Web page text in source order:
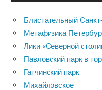
Блистательный
Метафизика
Лики «Северной
Павловский парк в
Гатчинский парк
Михайловское